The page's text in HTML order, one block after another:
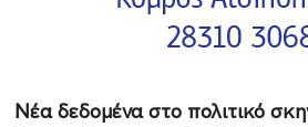
Νέα δεδομένα στο πολιτικό